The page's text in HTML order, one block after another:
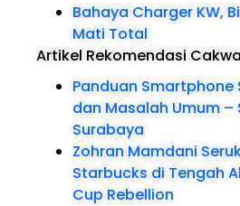
Bahaya Charger KW,
Mati Total
Artikel Rekomendasi
Panduan Smartphone
dan Masalah Umum –
Surabaya
Zohran Mamdani
Starbucks di Tengah
Cup Rebellion